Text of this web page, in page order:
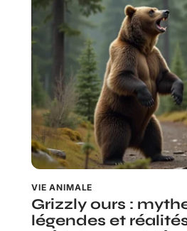
VIE ANIMALE
Grizzly ours :
légendes et